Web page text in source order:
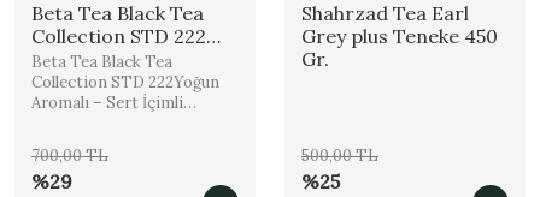
Beta Tea Black Tea
Collection STD 222
Ceylon 450 Gr.
Beta Tea Black Tea
Collection STD 222Yoğun
Aromalı – Sert İçimli
700,00 TL
%29
Shahrzad Tea Earl
Grey plus Teneke 450
Gr.
500,00 TL
%25